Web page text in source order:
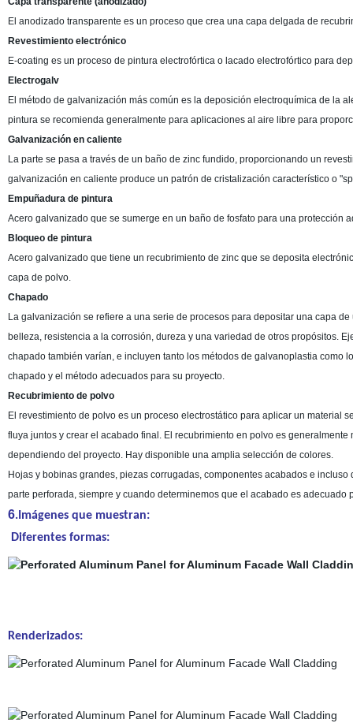
El anodizado transparente es un proceso que crea una capa delgada de
Revestimiento electrónico
E-coating es un proceso de pintura electrofórtica o lacado electrofórtico para
Electrogalv
El método de galvanización más común es la deposición electroquímica de la
pintura se recomienda generalmente para aplicaciones al aire libre para
Galvanización en caliente
La parte se pasa a través de un baño de zinc fundido, proporcionando un
galvanización en caliente produce un patrón de cristalización característico o
Empuñadura de pintura
Acero galvanizado que se sumerge en un baño de fosfato para una protección
Bloqueo de pintura
Acero galvanizado que tiene un recubrimiento de zinc que se deposita
capa de polvo.
Chapado
La galvanización se refiere a una serie de procesos para depositar una capa
belleza, resistencia a la corrosión, dureza y una variedad de otros propósitos.
chapado también varían, e incluyen tanto los métodos de galvanoplastia como
chapado y el método adecuados para su proyecto.
Recubrimiento de polvo
El revestimiento de polvo es un proceso electrostático para aplicar un material
fluya juntos y crear el acabado final. El recubrimiento en polvo es
dependiendo del proyecto. Hay disponible una amplia selección de colores.
Hojas y bobinas grandes, piezas corrugadas, componentes acabados e
parte perforada, siempre y cuando determinemos que el acabado es
6.Imágenes que muestran:
Diferentes formas:
Renderizados: